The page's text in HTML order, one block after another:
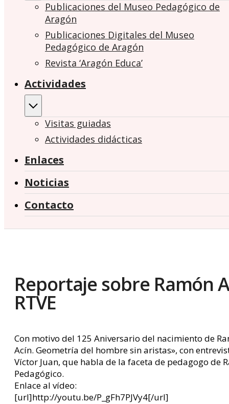
Publicaciones del Museo Pedagógico de
Aragón
Publicaciones Digitales del Museo
Pedagógico de Aragón
Revista ‘Aragón Educa’
Actividades
Visitas guiadas
Actividades didácticas
Enlaces
Noticias
Contacto
Reportaje sobre Ramón
RTVE
Con motivo del 125 Aniversario del nacimiento de
Acín. Geometría del hombre sin aristas», con
Víctor Juan, que habla de la faceta de pedagogo
Pedagógico.
Enlace al vídeo:
[url]http://youtu.be/P_gFh7PJVy4[/url]